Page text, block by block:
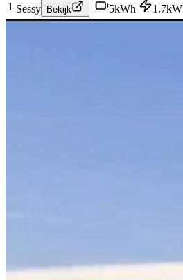
1 Sessy Bekijk 5kWh 1.7kW